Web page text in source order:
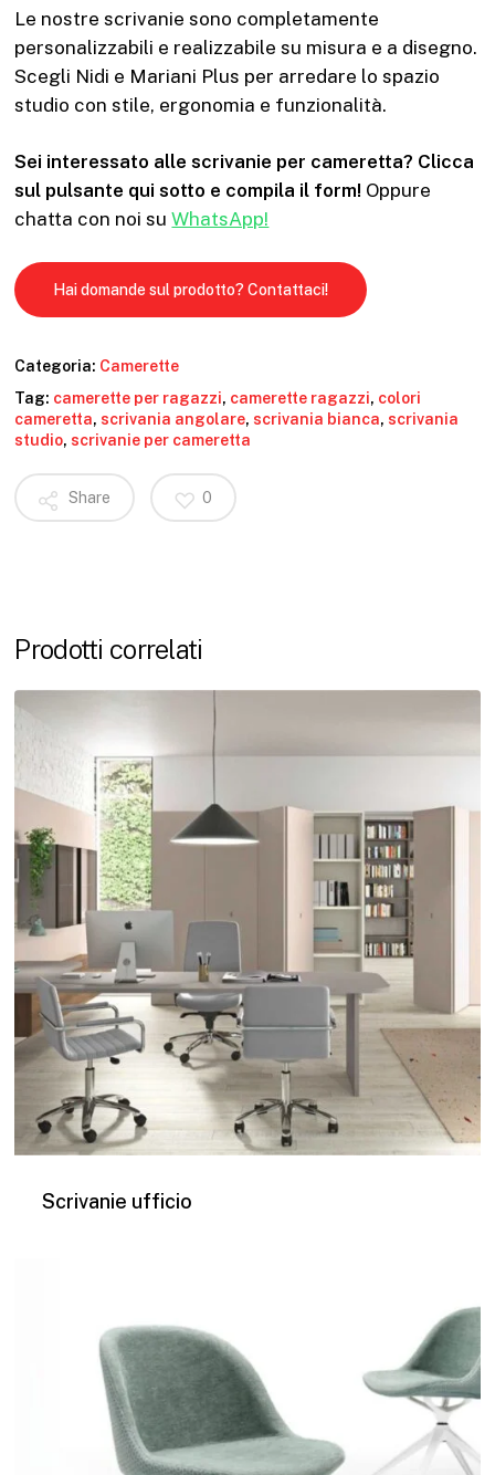
Le nostre scrivanie sono completamente
personalizzabili e realizzabile su misura e a disegno.
Scegli Nidi e Mariani Plus per arredare lo spazio
studio con stile, ergonomia e funzionalità.
Sei interessato alle scrivanie per cameretta? Clicca
sul pulsante qui sotto e compila il form! Oppure
chatta con noi suWhatsApp!
Hai domande sul prodotto? Contattaci!
Categoria: Camerette
Tag: camerette per ragazzi, camerette ragazzi, colori
cameretta, scrivania angolare, scrivania bianca, scrivania
studio, scrivanie per cameretta
Share 0
Prodotti correlati
Scrivanie ufficio